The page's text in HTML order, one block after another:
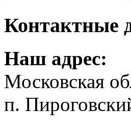
Контактные
Наш адрес:
Московская
п.